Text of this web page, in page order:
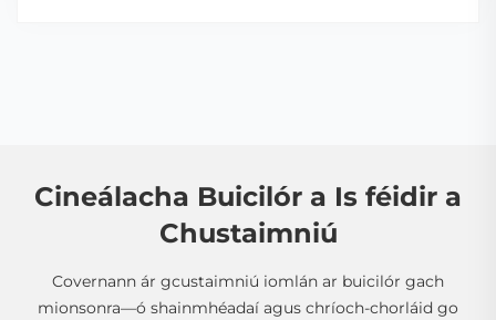
Cineálacha Buicilór a Is féidir a
Chustaimniú
Covernann ár gcustaimniú iomlán ar buicilór gach
mionsonra—ó shainmhéadaí agus chríoch-chorláid go